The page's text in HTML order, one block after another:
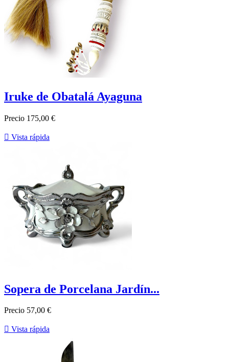
Iruke de Obatalá Ayaguna
Precio 175,00 €
 Vista rápida
Sopera de Porcelana Jardín...
Precio 57,00 €
 Vista rápida